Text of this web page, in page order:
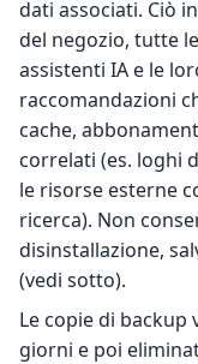
dati associati. Ciò
del negozio, tutte
assistenti IA e le
raccomandazioni
cache,
correlati (es. loghi
le risorse esterne
ricerca). Non
disinstallazione,
(vedi sotto).
Le copie di backup
giorni e poi